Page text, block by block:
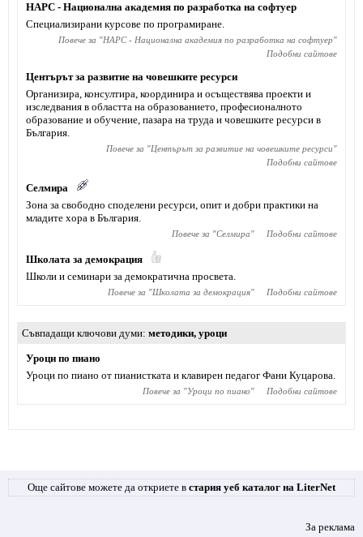
НАРС - Национална академия по разработка на софтуер
Специализирани курсове по програмиране.
Повече за "НАРС - Национална академия по разработка на софтуер"
Подобни сайтове
Центърът за развитие на човешките ресурси
Организира, консултира, координира и осъществява проекти и
изследвания в областта на образованието, професионалното
образование и обучение, пазара на труда и човешките ресурси в
България.
Повече за "Центърът за развитие на човешките ресурси"
Подобни сайтове
Селмира
Зона за свободно споделени ресурси, опит и добри практики на
младите хора в България.
Повече за "Селмира" Подобни сайтове
Школата за демокрация
Школи и семинари за демократична просвета.
Повече за "Школата за демокрация" Подобни сайтове
Съвпадащи ключови думи методики, уроци
Уроци по пиано
Уроци по пиано от пианистката и клавирен педагог Фани Куцарова.
Повече за "Уроци по пиано" Подобни сайтове
Още сайтове можете да откриете в стария уеб каталог на LiterNet
За реклама